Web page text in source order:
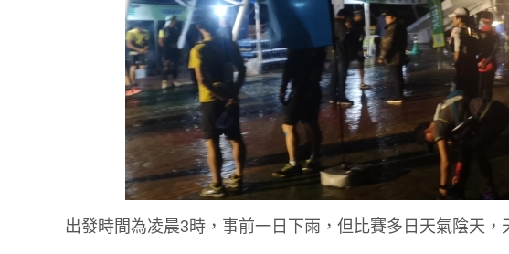
出發時間為凌晨3時，事前一日下雨，但比賽多日天氣陰天